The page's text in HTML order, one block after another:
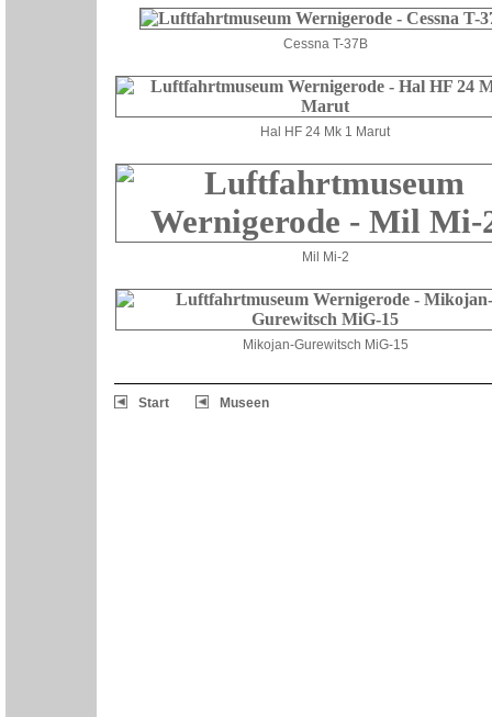
Cessna T-37B
Hal HF 24 Mk 1 Marut
Mil Mi-2
Mikojan-Gurewitsch MiG-15
Start Museen